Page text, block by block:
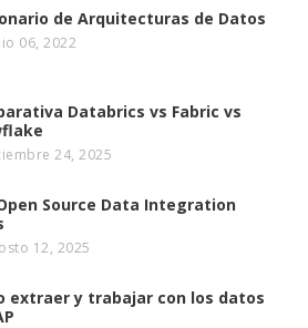
de Arquitecturas de Datos
06, 2022
Databrics vs Fabric vs
24, 2025
Source Data Integration
12, 2025
extraer y trabajar con los datos